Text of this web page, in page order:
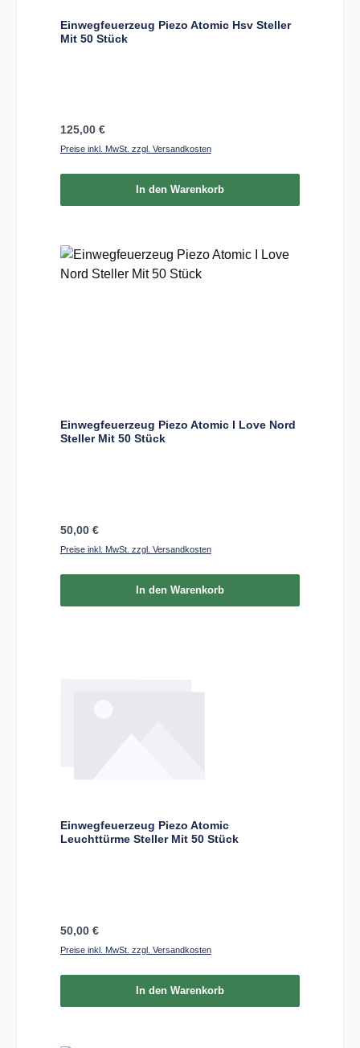
Einwegfeuerzeug Piezo Atomic Hsv Steller
Mit 50 Stück
Regulärer Preis:
125,00 €
Preise inkl. MwSt. zzgl. Versandkosten
In den Warenkorb
Einwegfeuerzeug Piezo Atomic I Love Nord
Steller Mit 50 Stück
Regulärer Preis:
50,00 €
Preise inkl. MwSt. zzgl. Versandkosten
In den Warenkorb
Einwegfeuerzeug Piezo Atomic
Leuchttürme Steller Mit 50 Stück
Regulärer Preis:
50,00 €
Preise inkl. MwSt. zzgl. Versandkosten
In den Warenkorb